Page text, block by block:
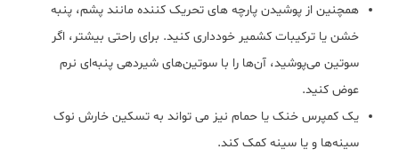
همچنین از پوشیدن پارچه های تحریک کننده مانند پشم، پنبه
خشن یا ترکیبات کشمیر خودداری کنید. برای راحتی بیشتر، اگر
سوتین می‌پوشید، آن‌ها را با سوتین‌های شیردهی پنبه‌ای نرم
عوض کنید.
یک کمپرس خنک یا حمام نیز می تواند به تسکین خارش نوک
سینه‌ها و یا سینه کمک کند.